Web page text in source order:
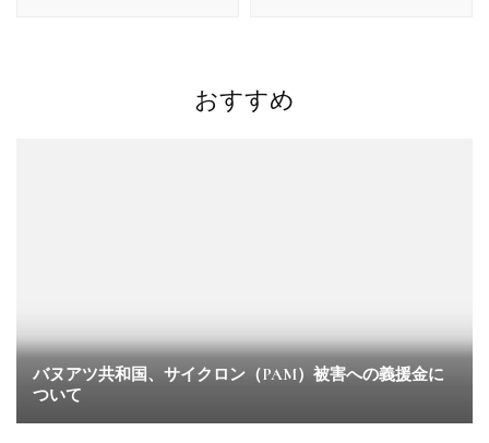
おすすめ
バヌアツ共和国、サイクロン（PAM）被害への義援金に
ついて